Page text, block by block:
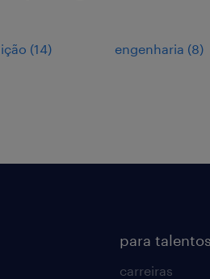
(14) engenharia (8)
para talentos
carreiras